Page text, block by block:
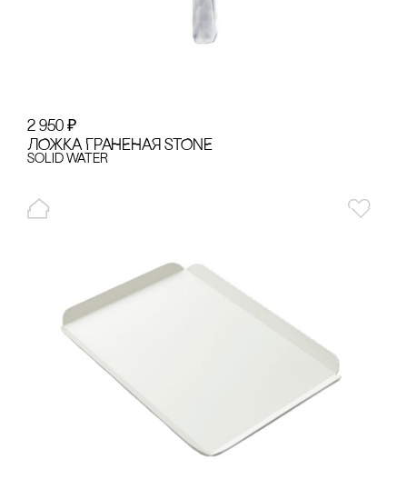
2 950 ₽
ЛОЖКА ГРАНЕНАЯ STONE
Solid Water